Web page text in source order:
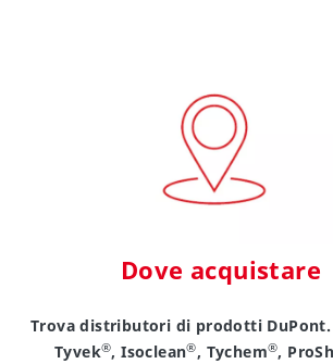
Dove acquistare
Trova distributori di prodotti DuPont.
Tyvek®, Isoclean®, Tychem®,